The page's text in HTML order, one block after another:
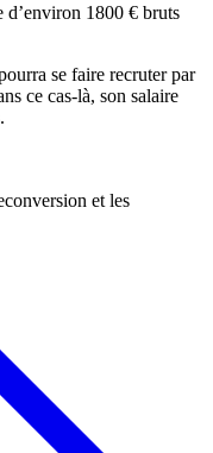
1800 € bruts
se faire recruter par
ce cas-là, son salaire
et les